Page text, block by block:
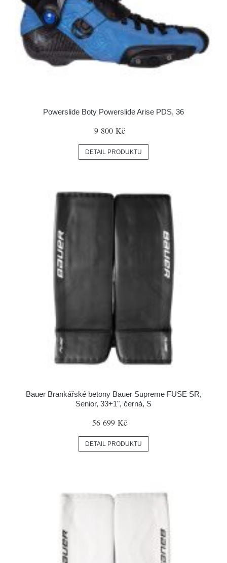
Powerslide Boty Powerslide Arise PDS, 36
9 800 Kč
DETAIL PRODUKTU
Bauer Brankářské betony Bauer Supreme FUSE SR,
Senior, 33+1", černá, S
56 699 Kč
DETAIL PRODUKTU